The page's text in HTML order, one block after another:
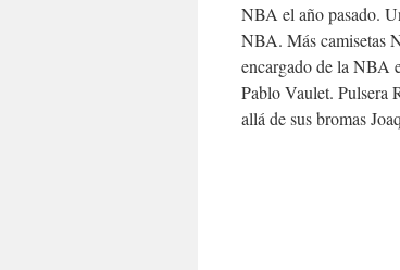
NBA el año pasado.
NBA. Más camisetas
encargado de la NBA
Pablo Vaulet. Pulsera
allá de sus bromas